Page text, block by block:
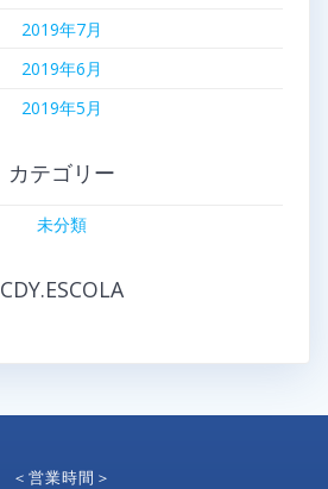
2019年7月
2019年6月
2019年5月
カテゴリー
未分類
CDY.ESCOLA
＜営業時間＞